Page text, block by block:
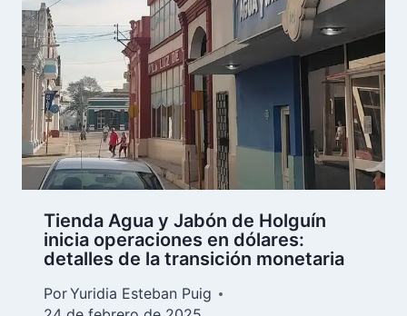
Tienda Agua y Jabón de Holguín
inicia operaciones en dólares:
detalles de la transición monetaria
PorYuridia Esteban Puig